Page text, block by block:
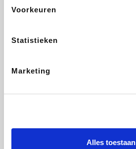
Voorkeuren
Statistieken
Marketing
Alles toestaan
Ekoi